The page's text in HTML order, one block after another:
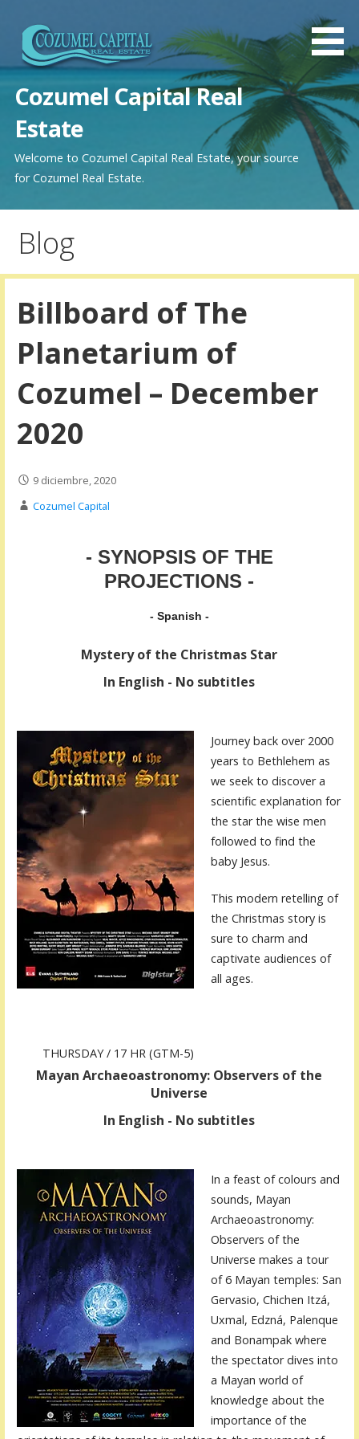
contenido
Cozumel Capital Real
Estate
Welcome to Cozumel Capital Real Estate, your source
for Cozumel Real Estate.
Blog
Billboard of The
Planetarium of
Cozumel – December
2020
9 diciembre, 2020
Cozumel Capital
- SYNOPSIS OF THE
PROJECTIONS -
- Spanish -
Mystery of the Christmas Star
In English - No subtitles
Journey back over 2000
years to Bethlehem as
we seek to discover a
scientific explanation for
the star the wise men
followed to find the
baby Jesus.
This modern retelling of
the Christmas story is
sure to charm and
captivate audiences of
all ages.
THURSDAY / 17 HR (GTM-5)
Mayan Archaeoastronomy: Observers of the
Universe
In English - No subtitles
In a feast of colours and
sounds, Mayan
Archaeoastronomy:
Observers of the
Universe makes a tour
of 6 Mayan temples: San
Gervasio, Chichen Itzá,
Uxmal, Edzná, Palenque
and Bonampak where
the spectator dives into
a Mayan world of
knowledge about the
importance of the